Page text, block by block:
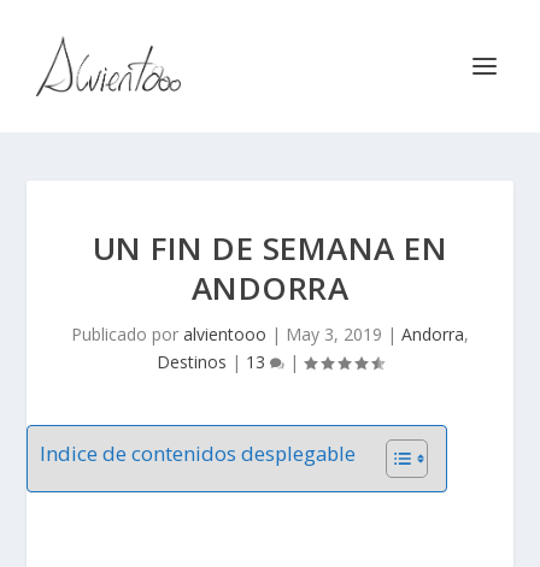
UN FIN DE SEMANA EN
ANDORRA
Publicado por alvientooo | May 3, 2019 | Andorra,
Destinos | 13 |
Indice de contenidos desplegable